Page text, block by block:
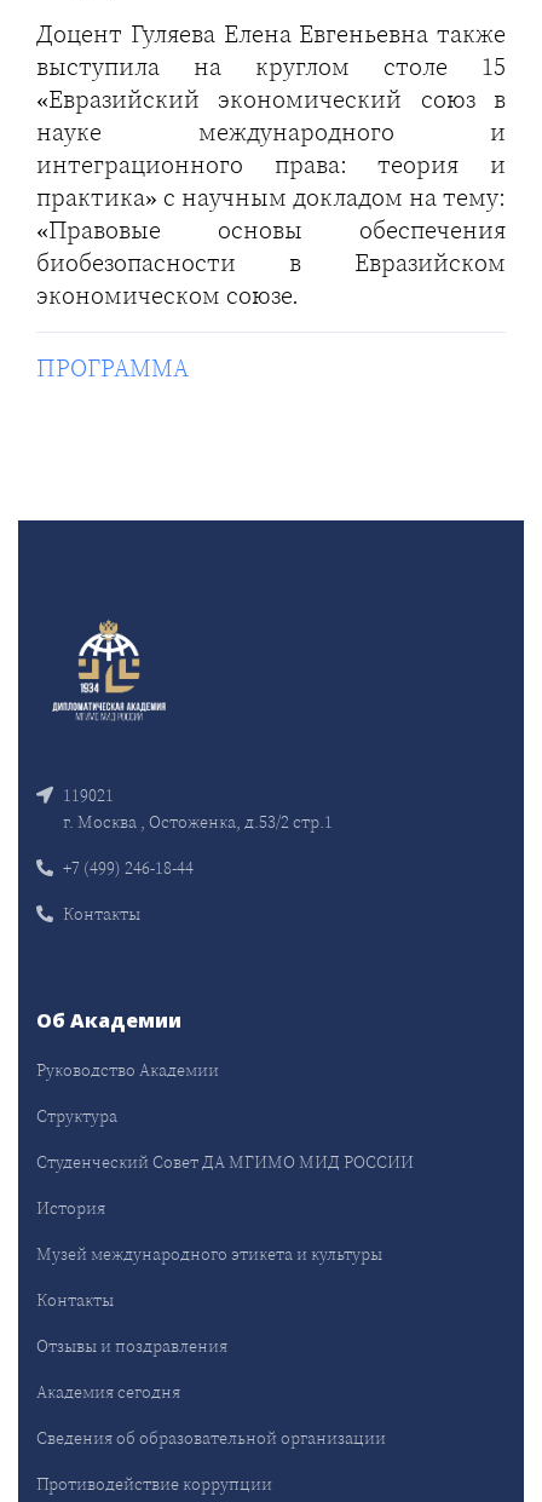
Доцент Гуляева Елена Евгеньевна также
выступила на круглом столе 15
«Евразийский экономический союз в
науке международного и
интеграционного права: теория и
практика» с научным докладом на тему:
«Правовые основы обеспечения
биобезопасности в Евразийском
экономическом союзе.
ПРОГРАММА
119021
г. Москва , Остоженка, д.53/2 стр.1
+7 (499) 246-18-44
Контакты
Об Академии
Руководство Академии
Структура
Студенческий Совет ДА МГИМО МИД РОССИИ
История
Музей международного этикета и культуры
Контакты
Отзывы и поздравления
Академия сегодня
Сведения об образовательной организации
Противодействие коррупции